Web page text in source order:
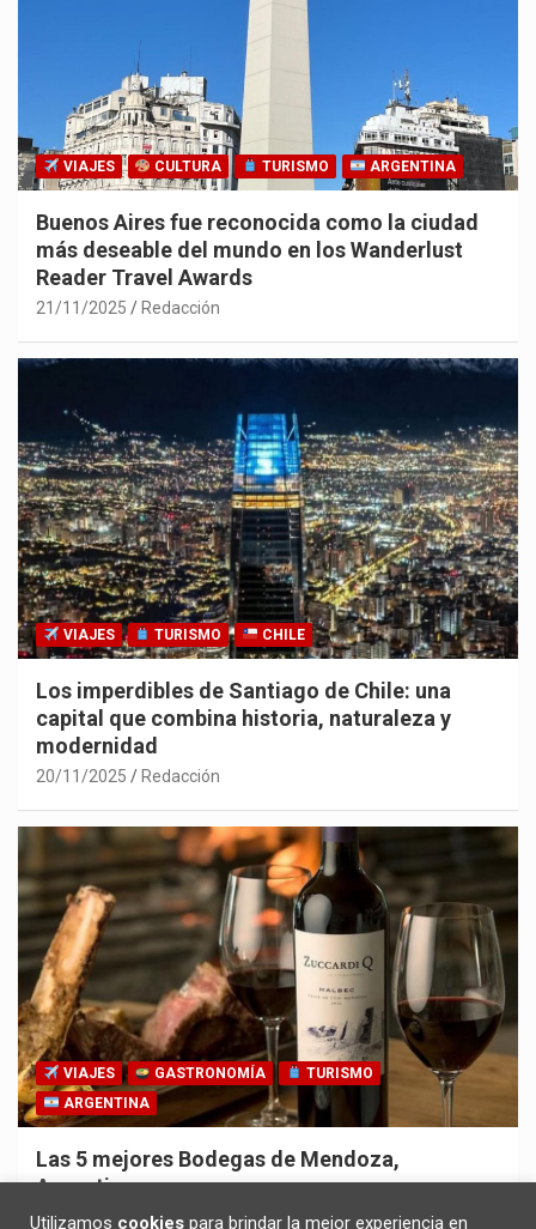
VIAJES CULTURA TURISMO ARGENTINA
Buenos Aires fue reconocida como la ciudad
más deseable del mundo en los Wanderlust
Reader Travel Awards
21/11/2025 Redacción
VIAJES TURISMO CHILE
Los imperdibles de Santiago de Chile: una
capital que combina historia, naturaleza y
modernidad
20/11/2025 Redacción
VIAJES GASTRONOMÍA
TURISMO
ARGENTINA
Las 5 mejores Bodegas de Mendoza,
Argentina
30/10/2025 Redacción
Utilizamos cookies para brindar la mejor experiencia en